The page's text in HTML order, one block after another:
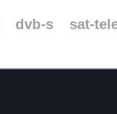
dvb-s
sat-